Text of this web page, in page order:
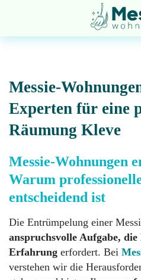
Messie-
Experten für eine
Räumung Kleve
Messie-Wohnungen
Warum
entscheidend ist
Die Entrümpelung einer
anspruchsvolle Aufgabe, die
Erfahrung erfordert. Bei
verstehen wir die
Entsorgung
Entrümpelung
Geruchsneutralisation
Messie
Startseite
Über
uns
Impressum